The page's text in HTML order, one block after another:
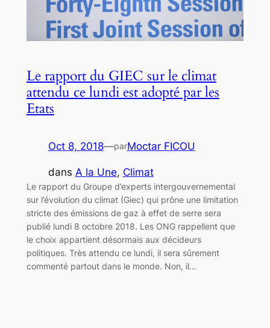
Le rapport du GIEC sur le climat
attendu ce lundi est adopté par les
Etats
Oct 8, 2018—parMoctar FICOU
dans A la Une, Climat
Le rapport du Groupe d’experts intergouvernemental
sur l’évolution du climat (Giec) qui prône une limitation
stricte des émissions de gaz à effet de serre sera
publié lundi 8 octobre 2018. Les ONG rappellent que
le choix appartient désormais aux décideurs
politiques. Très attendu ce lundi, il sera sûrement
commenté partout dans le monde. Non, il…